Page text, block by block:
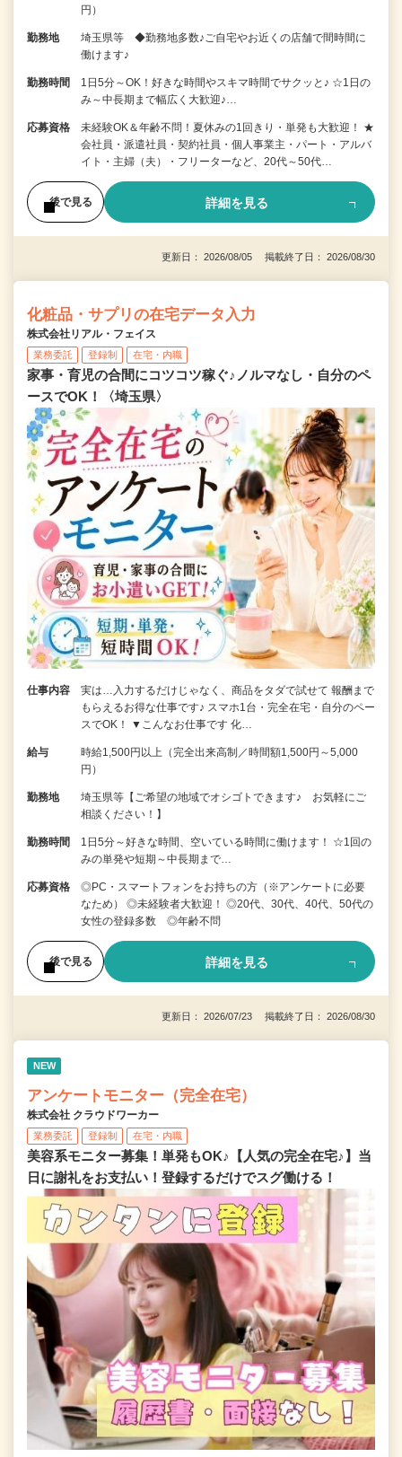
円）
勤務地
埼玉県等 ◆勤務地多数♪ご自宅やお近くの店舗で間時間に
働けます♪
勤務時間
1日5分～OK！好きな時間やスキマ時間でサクッと♪ ☆1日の
み～中長期まで幅広く大歓迎♪…
応募資格
未経験OK＆年齢不問！夏休みの1回きり・単発も大歓迎！ ★
会社員・派遣社員・契約社員・個人事業主・パート・アルバ
イト・主婦（夫）・フリーターなど、20代～50代…
後で見る 詳細を見る
更新日： 2026/08/05 掲載終了日： 2026/08/30
化粧品・サプリの在宅データ入力
株式会社リアル・フェイス
業務委託 登録制 在宅・内職
家事・育児の合間にコツコツ稼ぐ♪ノルマなし・自分のペ
ースでOK！〈埼玉県〉
仕事内容
実は…入力するだけじゃなく、商品をタダで試せて 報酬まで
もらえるお得な仕事です♪ スマホ1台・完全在宅・自分のペー
スでOK！ ▼こんなお仕事です 化…
給与
時給1,500円以上（完全出来高制／時間額1,500円～5,000
円）
勤務地
埼玉県等【ご希望の地域でオシゴトできます♪ お気軽にご
相談ください！】
勤務時間
1日5分～好きな時間、空いている時間に働けます！ ☆1回の
みの単発や短期～中長期まで…
応募資格
◎PC・スマートフォンをお持ちの方（※アンケートに必要
なため） ◎未経験者大歓迎！ ◎20代、30代、40代、50代の
女性の登録多数 ◎年齢不問
後で見る 詳細を見る
更新日： 2026/07/23 掲載終了日： 2026/08/30
NEW
アンケートモニター（完全在宅）
株式会社 クラウドワーカー
業務委託 登録制 在宅・内職
美容系モニター募集！単発もOK♪【人気の完全在宅♪】当
日に謝礼をお支払い！登録するだけでスグ働ける！